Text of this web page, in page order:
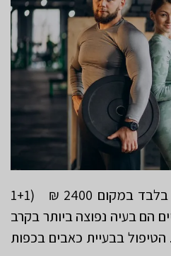
מדרסים מאוחדת 750 ₪ בלבד במקום 2400 ₪ (1+1
הם בעיה נפוצה ביותר בקרב
בבעיית כאבים בכפות